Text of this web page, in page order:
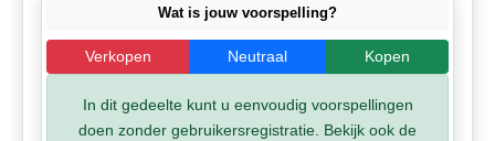
Wat is jouw voorspelling?
Verkopen Neutraal Kopen
In dit gedeelte kunt u eenvoudig voorspellingen
doen zonder gebruikersregistratie. Bekijk ook de